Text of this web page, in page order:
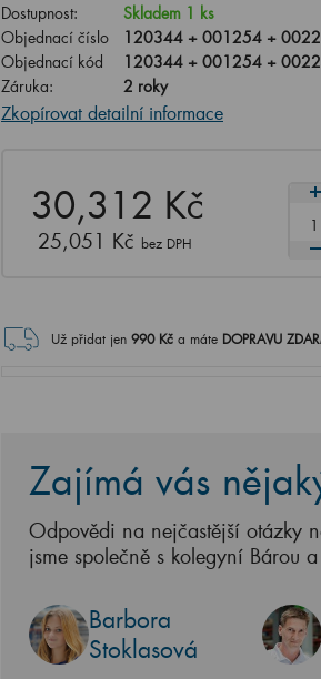
Dostupnost:
Skladem 1 ks
Objednací číslo
120344 + 001254 +
Objednací kód
120344 + 001254 +
Záruka:
2 roky
Zkopírovat detailní informace
30,312 Kč
25,051 Kč bez DPH
Už přidat jen 990Kč a máte DOPRAVU
Zajímá vás
Odpovědi na nejčastější otázky
jsme společně s kolegyní Bárou
Barbora
Stoklasová